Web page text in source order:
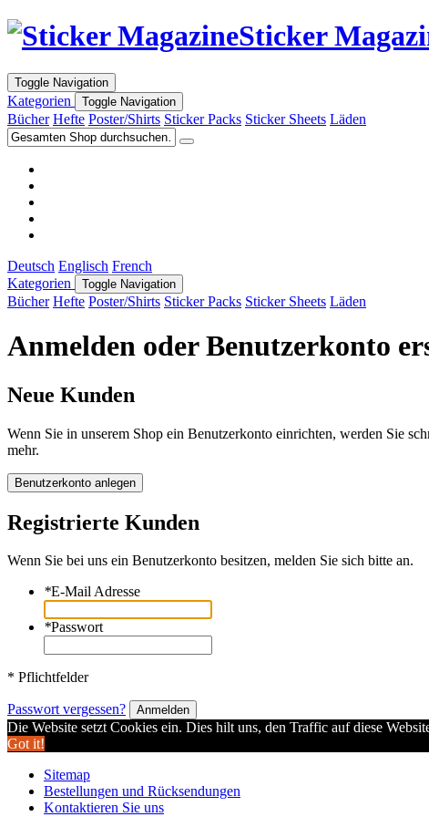
Sticker
Toggle Navigation
Kategorien Toggle Navigation
Bücher Hefte Poster/Shirts Sticker Packs Sticker Sheets Läden
Deutsch Englisch French
Kategorien
Toggle Navigation
Bücher Hefte Poster/Shirts Sticker Packs Sticker Sheets Läden
Anmelden oder Benutzerkonto
Neue Kunden
Wenn Sie in unserem Shop ein Benutzerkonto einrichten, werden Sie
mehr.
Benutzerkonto anlegen
Registrierte Kunden
Wenn Sie bei uns ein Benutzerkonto besitzen, melden Sie sich bitte an.
*E-Mail Adresse
*Passwort
* Pflichtfelder
Passwort vergessen? Anmelden
Die Website setzt Cookies ein. Dies hilt uns, den Traffic auf diese
Got it!
Sitemap
Bestellungen und Rücksendungen
Kontaktieren Sie uns